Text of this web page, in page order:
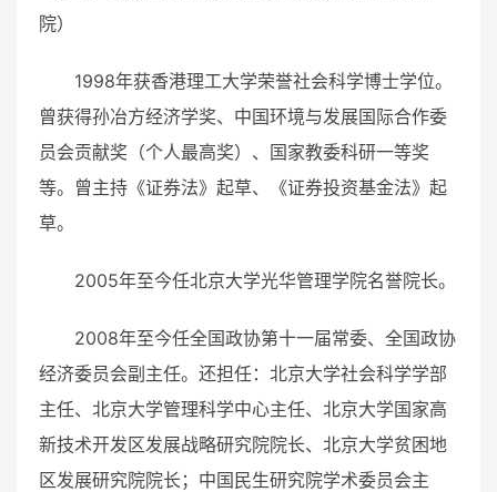
院）
1998年获香港理工大学荣誉社会科学博士学位。
曾获得孙冶方经济学奖、中国环境与发展国际合作委
员会贡献奖（个人最高奖）、国家教委科研一等奖
等。曾主持《证券法》起草、《证券投资基金法》起
草。
2005年至今任北京大学光华管理学院名誉院长。
2008年至今任全国政协第十一届常委、全国政协
经济委员会副主任。还担任：北京大学社会科学学部
主任、北京大学管理科学中心主任、北京大学国家高
新技术开发区发展战略研究院院长、北京大学贫困地
区发展研究院院长；中国民生研究院学术委员会主